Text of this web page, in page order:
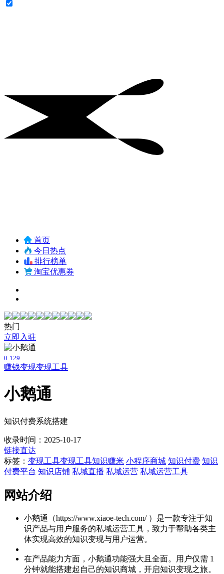
首页
今日热点
排行榜单
淘宝优惠券
热门
立即入驻
0 129
赚钱变现变现工具
小鹅通
知识付费系统搭建
收录时间：2025-10-17
链接直达
标签： 变现工具变现工具知识赚米 小程序商城 知识付费 知识
付费平台 知识店铺 私域直播 私域运营 私域运营工具
网站介绍
小鹅通（https://www.xiaoe-tech.com/ ）是一款专注于知
识产品与用户服务的私域运营工具，致力于帮助各类主
体实现高效的知识变现与用户运营。
在产品能力方面，小鹅通功能强大且全面。用户仅需 1
分钟就能搭建起自己的知识商城，开启知识变现之旅。